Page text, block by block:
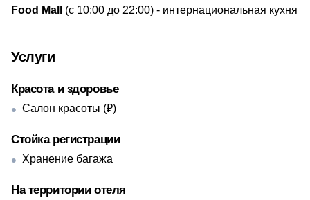
Food Mall
(c 10:00 до 22:00) - интернациональная кухня
Услуги
Красота и здоровье
Салон красоты (₽)
Стойка регистрации
Хранение багажа
На территории отеля